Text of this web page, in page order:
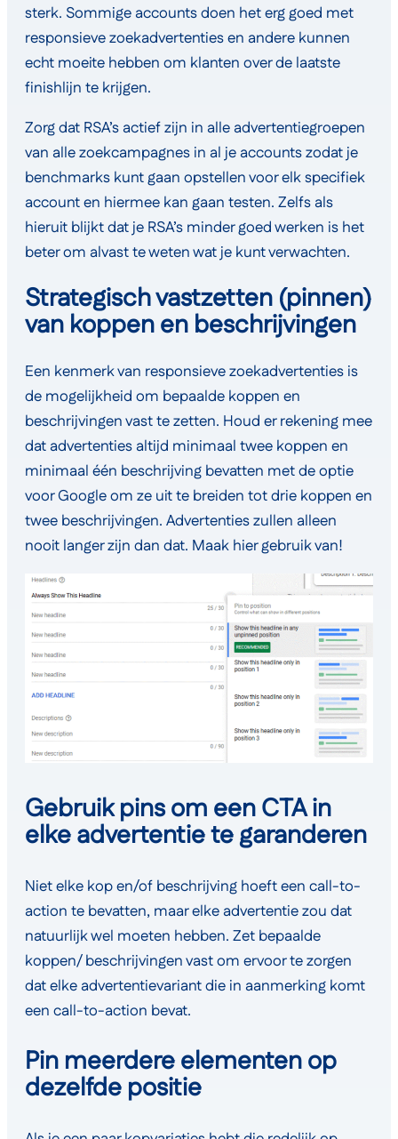
sterk. Sommige accounts doen het erg goed met
responsieve zoekadvertenties en andere kunnen
echt moeite hebben om klanten over de laatste
finishlijn te krijgen.
Zorg dat RSA’s actief zijn in alle advertentiegroepen
van alle zoekcampagnes in al je accounts zodat je
benchmarks kunt gaan opstellen voor elk specifiek
account en hiermee kan gaan testen. Zelfs als
hieruit blijkt dat je RSA’s minder goed werken is het
beter om alvast te weten wat je kunt verwachten.
Strategisch vastzetten (pinnen)
van koppen en beschrijvingen
Een kenmerk van responsieve zoekadvertenties is
de mogelijkheid om bepaalde koppen en
beschrijvingen vast te zetten. Houd er rekening mee
dat advertenties altijd minimaal twee koppen en
minimaal één beschrijving bevatten met de optie
voor Google om ze uit te breiden tot drie koppen en
twee beschrijvingen. Advertenties zullen alleen
nooit langer zijn dan dat. Maak hier gebruik van!
Gebruik pins om een ​​CTA in
elke advertentie te garanderen
Niet elke kop en/of beschrijving hoeft een call-to-
action te bevatten, maar elke advertentie zou dat
natuurlijk wel moeten hebben. Zet bepaalde
koppen/ beschrijvingen vast om ervoor te zorgen
dat elke advertentievariant die in aanmerking komt
een call-to-action bevat.
Pin meerdere elementen op
dezelfde positie